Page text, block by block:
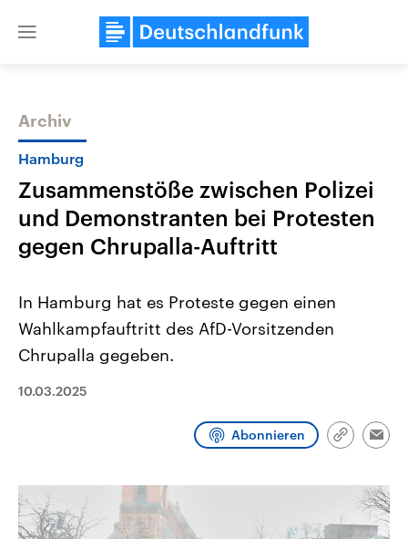
Close
Themen
2026
Alle Informationen
Sachsen-Anhalt wählt am 6.
Landtag. Seit 2021 wird das
Wahlprogramme, aktuelle Berichte
Wahl.
Aktuelle Beiträge,
aktuelle Weltgeschehen.
Audio-Archiv
Archiv
Hamburg
Zusammenstöße zwischen Polizei
und Demonstranten bei Protesten
gegen Chrupalla-Auftritt
In Hamburg hat es Proteste gegen einen
Wahlkampfauftritt des AfD-Vorsitzenden
Chrupalla gegeben.
10.03.2025
Abonnieren
Link